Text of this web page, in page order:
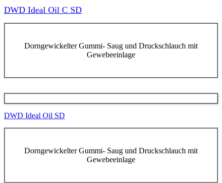
DWD Ideal Oil C SD
Dorngewickelter Gummi- Saug und Druckschlauch mit
Gewebeeinlage
DWD Ideal Oil SD
Dorngewickelter Gummi- Saug und Druckschlauch mit
Gewebeeinlage